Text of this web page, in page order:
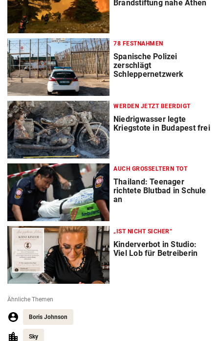
Brandstiftung nahe Athen
78 FESTNAHMEN
Spanische Polizei
zerschlägt
Schleppernetzwerk
WERDEN JETZT BEERDIGT
Niedrigwasser legte
Kriegstote in Budapest frei
AUCH GROSSELTERN TOT
Thailand: Teenager
richtete Blutbad in Schule
an
„IST NICHT SICHER“
Kinderverbot in Studio:
Viel Lob für Betreiberin
Ähnliche Themen
Boris Johnson
Sky